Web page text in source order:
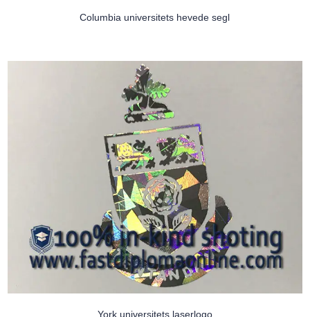
Columbia universitets hevede segl
York universitets laserlogo